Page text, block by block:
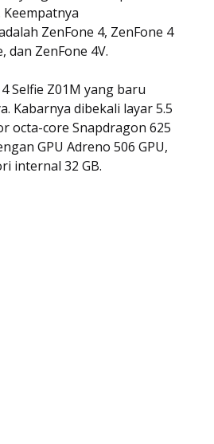
ZenFone 4, ZenFone 4
dan ZenFone 4V.
Selfie Z01M yang baru
Kabarnya dibekali layar 5.5
octa-core Snapdragon 625
GPU Adreno 506 GPU,
internal 32 GB.